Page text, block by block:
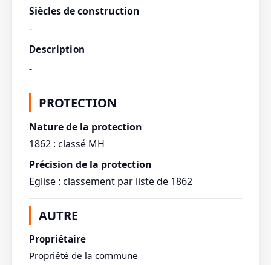
Siècles de construction
-
Description
-
PROTECTION
Nature de la protection
1862 : classé MH
Précision de la protection
Eglise : classement par liste de 1862
AUTRE
Propriétaire
Propriété de la commune